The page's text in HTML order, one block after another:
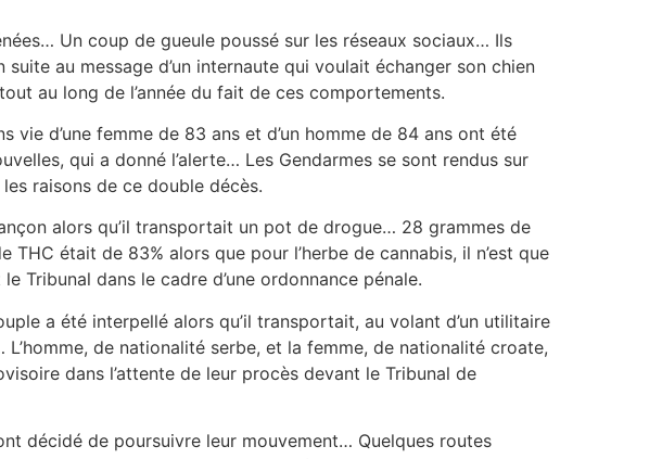
Un coup de gueule poussé sur les réseaux sociaux… Ils
au message d’un internaute qui voulait échanger son chien
au long de l’année du fait de ces comportements.
d’une femme de 83 ans et d’un homme de 84 ans ont été
qui a donné l’alerte… Les Gendarmes se sont rendus sur
raisons de ce double décès.
alors qu’il transportait un pot de drogue… 28 grammes de
était de 83% alors que pour l’herbe de cannabis, il n’est que
Tribunal dans le cadre d’une ordonnance pénale.
a été interpellé alors qu’il transportait, au volant d’un utilitaire
de nationalité serbe, et la femme, de nationalité croate,
dans l’attente de leur procès devant le Tribunal de
décidé de poursuivre leur mouvement… Quelques routes